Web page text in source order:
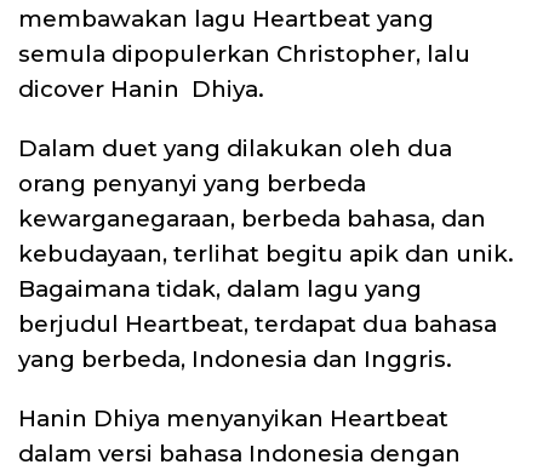
membawakan lagu Heartbeat yang
semula dipopulerkan Christopher, lalu
dicover Hanin Dhiya.
Dalam duet yang dilakukan oleh dua
orang penyanyi yang berbeda
kewarganegaraan, berbeda bahasa, dan
kebudayaan, terlihat begitu apik dan unik.
Bagaimana tidak, dalam lagu yang
berjudul Heartbeat, terdapat dua bahasa
yang berbeda, Indonesia dan Inggris.
Hanin Dhiya menyanyikan Heartbeat
dalam versi bahasa Indonesia dengan